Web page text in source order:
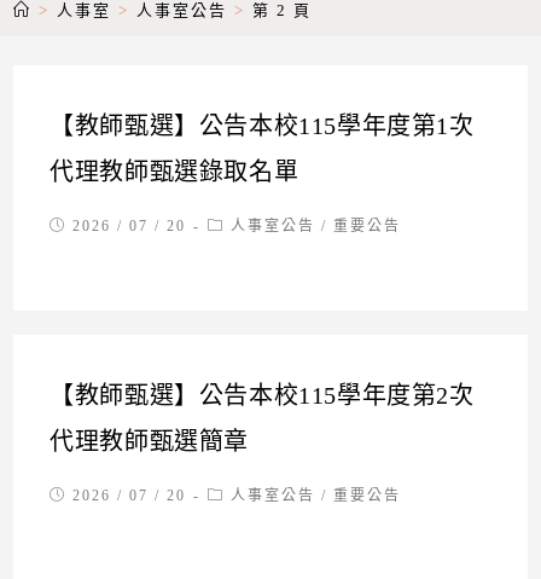
> 人事室 > 人事室公告 > 第 2 頁
【教師甄選】公告本校115學年度第1次
代理教師甄選錄取名單
Post2026 / 07 / 20
Post人事室公告 / 重要公告
【教師甄選】公告本校115學年度第2次
代理教師甄選簡章
Post2026 / 07 / 20
Post人事室公告 / 重要公告